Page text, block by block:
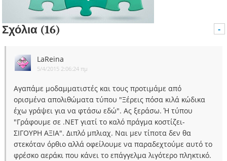
Σχόλια (16) -
LaReina
5/4/2015 2:06:24 πμ
Αγαπάμε μοδαμματιστές και τους προτιμάμε από
ορισμένα απολιθώματα τύπου "Ξέρεις πόσα κιλά κώδικα
έχω γράψει για να φτάσω εδώ". Ας ξεράσω. Ή τύπου
"Γράφουμε σε .NET γιατί το καλό πράγμα κοστίζει-
ΣΙΓΟΥΡΗ ΑΞΙΑ". Διπλό μπλιαχ. Ναι μεν τίποτα δεν θα
στεκόταν όρθιο αλλά οφείλουμε να παραδεχτούμε αυτό το
φρέσκο αεράκι που κάνει το επάγγελμα λιγότερο πληκτικό.